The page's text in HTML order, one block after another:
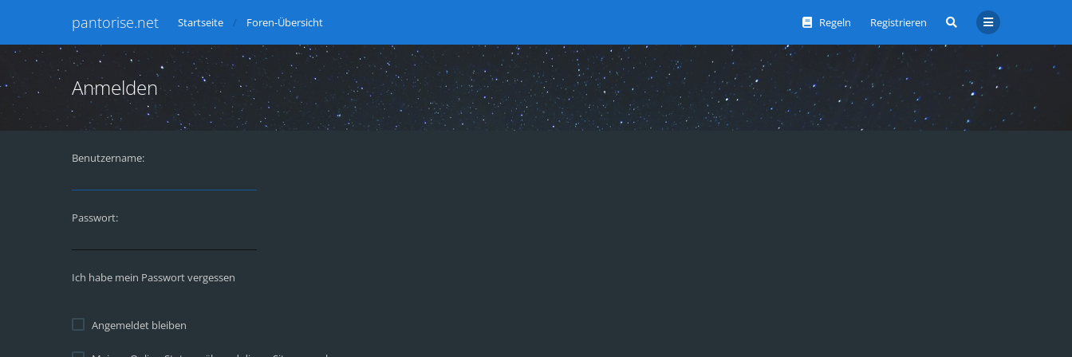
pantorise.net Regeln Registrieren
Startseite Foren-Übersicht
Anmelden
Benutzername:
Passwort:
Ich habe mein Passwort vergessen
Angemeldet bleiben